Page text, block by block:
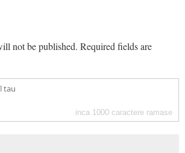
not be published. Required fields are
inca 1000 caractere ramase